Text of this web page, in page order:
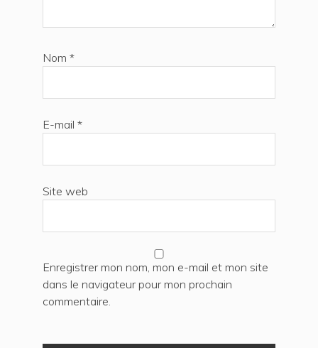
Nom *
E-mail *
Site web
Enregistrer mon nom, mon e-mail et mon site
dans le navigateur pour mon prochain
commentaire.